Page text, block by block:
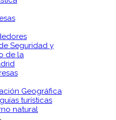
Seguridad y
de la
Geográfica
turísticas
natural